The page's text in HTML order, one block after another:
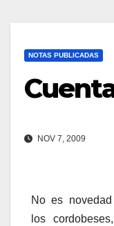
NOTAS PUBLICADAS
NOV 7, 2009
No es
los